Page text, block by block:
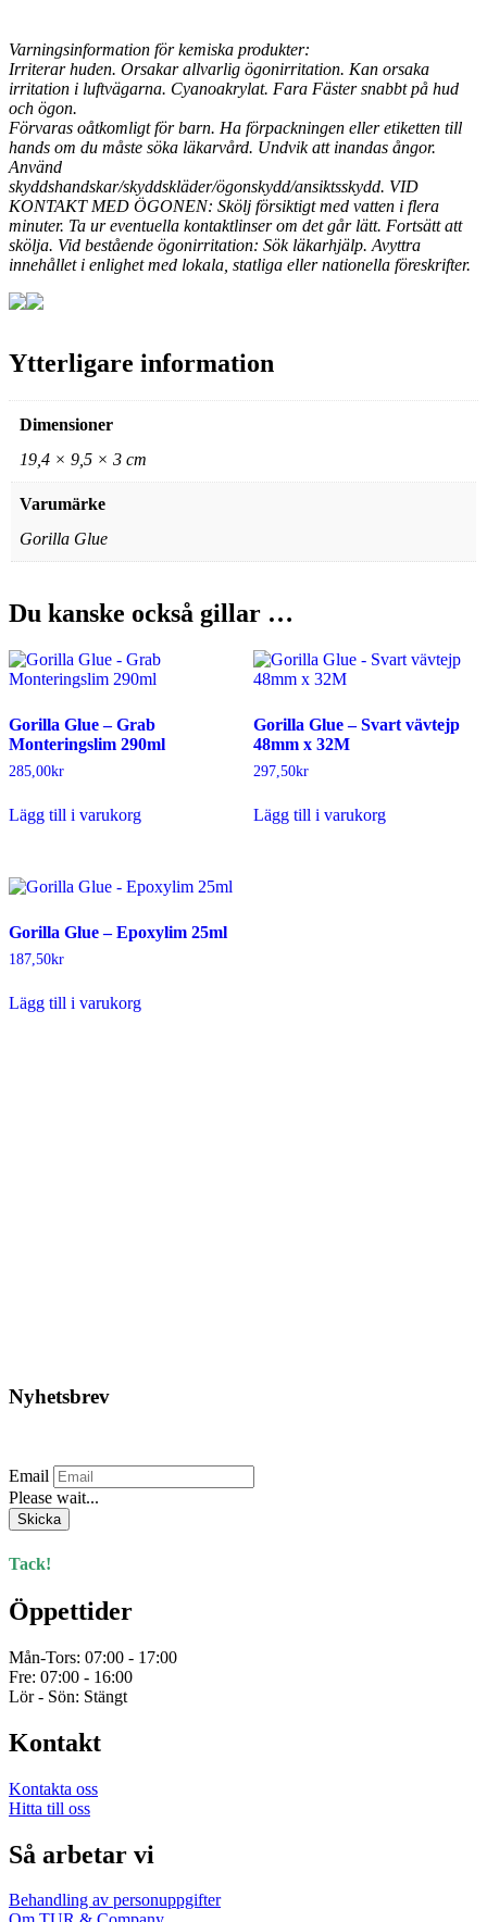
Varningsinformation för kemiska produkter:
Irriterar huden. Orsakar allvarlig ögonirritation. Kan orsaka
irritation i luftvägarna. Cyanoakrylat. Fara Fäster snabbt på hud
och ögon.
Förvaras oåtkomligt för barn. Ha förpackningen eller etiketten till
hands om du måste söka läkarvård. Undvik att inandas ångor.
Använd
skyddshandskar/skyddskläder/ögonskydd/ansiktsskydd. VID
KONTAKT MED ÖGONEN: Skölj försiktigt med vatten i flera
minuter. Ta ur eventuella kontaktlinser om det går lätt. Fortsätt att
skölja. Vid bestående ögonirritation: Sök läkarhjälp. Avyttra
innehållet i enlighet med lokala, statliga eller nationella föreskrifter.
Ytterligare information
Dimensioner
19,4 × 9,5 × 3 cm
Varumärke
Gorilla Glue
Du kanske också gillar …
Gorilla Glue – Grab
Monteringslim 290ml
285,00kr
Lägg till i varukorg
Gorilla Glue – Svart vävtejp
48mm x 32M
297,50kr
Lägg till i varukorg
Gorilla Glue – Epoxylim 25ml
187,50kr
Lägg till i varukorg
Nyhetsbrev
Email
Please wait...
Skicka
Tack!
Öppettider
Mån-Tors: 07:00 - 17:00
Fre: 07:00 - 16:00
Lör - Sön: Stängt
Kontakt
Kontakta oss
Hitta till oss
Så arbetar vi
Behandling av personuppgifter